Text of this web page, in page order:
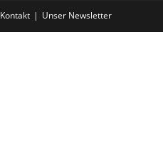
Kontakt Unser Newsletter